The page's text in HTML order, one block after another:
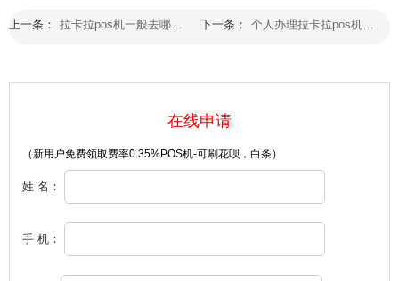
上一条： 下一条：
在线申请
（新用户免费领取费率0.35%POS机-可刷花呗，白条）
姓 名：
手 机：